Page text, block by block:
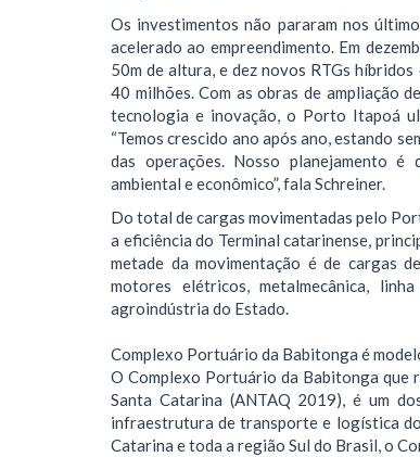
Os investimentos não pararam nos
acelerado ao empreendimento. Em
50m de altura, e dez novos RTGs
40 milhões. Com as obras de ampliação
tecnologia e inovação, o Porto Itapoá
“Temos crescido ano após ano, estando
das operações. Nosso planejamento
ambiental e econômico”, fala Schreiner.
Do total de cargas movimentadas pelo
a eficiência do Terminal catarinense,
metade da movimentação é de cargas
motores elétricos, metalmecânica,
agroindústria do Estado.
Complexo Portuário da Babitonga é
O Complexo Portuário da Babitonga que
Santa Catarina (ANTAQ 2019), é um
infraestrutura de transporte e logística
Catarina e toda a região Sul do Brasil, o